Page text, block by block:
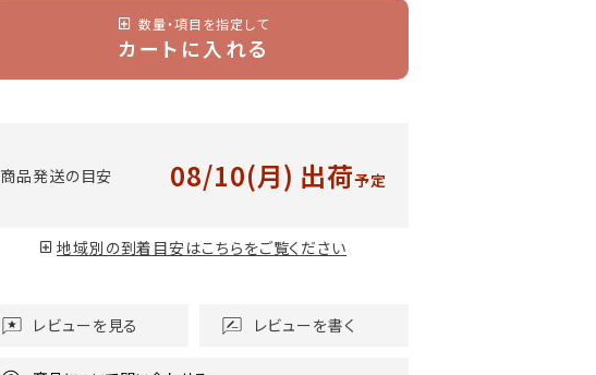
数量・項目を指定して
カートに入れる
商品発送の目安 08/10(月) 出荷予定
地域別の到着目安はこちらをご覧ください
レビューを見る レビューを書く